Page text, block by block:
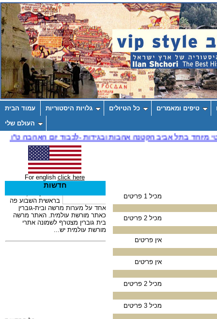
עמוד הבית גלויות היסטוריות כל הטיולים טיפים ומאמרים
העולם שלי
מכיל 1 פריטים
מכיל 2 פריטים
אין פריטים
אין פריטים
מכיל 2 פריטים
מכיל 3 פריטים
For english click here
חדשות